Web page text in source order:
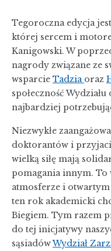
Tegoroczna edycja
której sercem i
Kanigowski. W
nagrody związane ze
wsparcie Tadzia oraz
społeczność
najbardziej
Niezwykłe
doktorantów i
wielką siłę mają
pomagania innym. To
atmosferze i
ten rok akademicki
Biegiem. Tym razem
do tej inicjatywy
sąsiadówWydział